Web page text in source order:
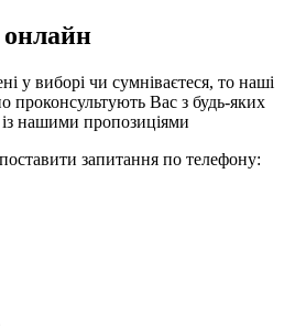
у виборі чи сумніваєтеся, то наші
проконсультують Вас з будь-яких
нашими пропозиціями
запитання по телефону: